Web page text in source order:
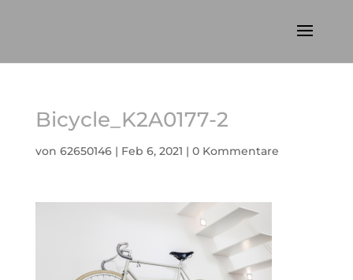
Bicycle_K2A0177-2
von 62650146| Feb 6, 2021 | 0 Kommentare